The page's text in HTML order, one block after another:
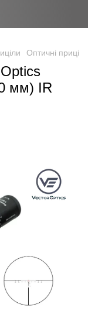
Оптичні
мм) IR